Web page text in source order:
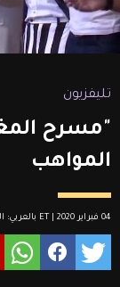
تليفزيون
"مسرح
المواهب
04 فبراير 2020 | ET بالعربي: المرجع الأول لأخبار الفن والترفيه في العالم العربي